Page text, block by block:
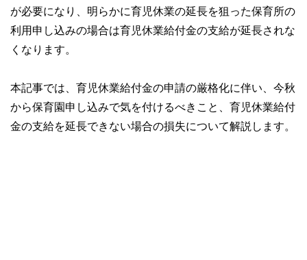
が必要になり、明らかに育児休業の延長を狙った保育所の
利用申し込みの場合は育児休業給付金の支給が延長されな
くなります。
本記事では、育児休業給付金の申請の厳格化に伴い、今秋
から保育園申し込みで気を付けるべきこと、育児休業給付
金の支給を延長できない場合の損失について解説します。